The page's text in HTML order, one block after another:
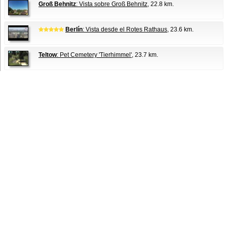
Groß Behnitz: Vista sobre Groß Behnitz, 22.8 km.
Berlín: Vista desde el Rotes Rathaus, 23.6 km.
Teltow: Pet Cemetery 'Tierhimmel', 23.7 km.